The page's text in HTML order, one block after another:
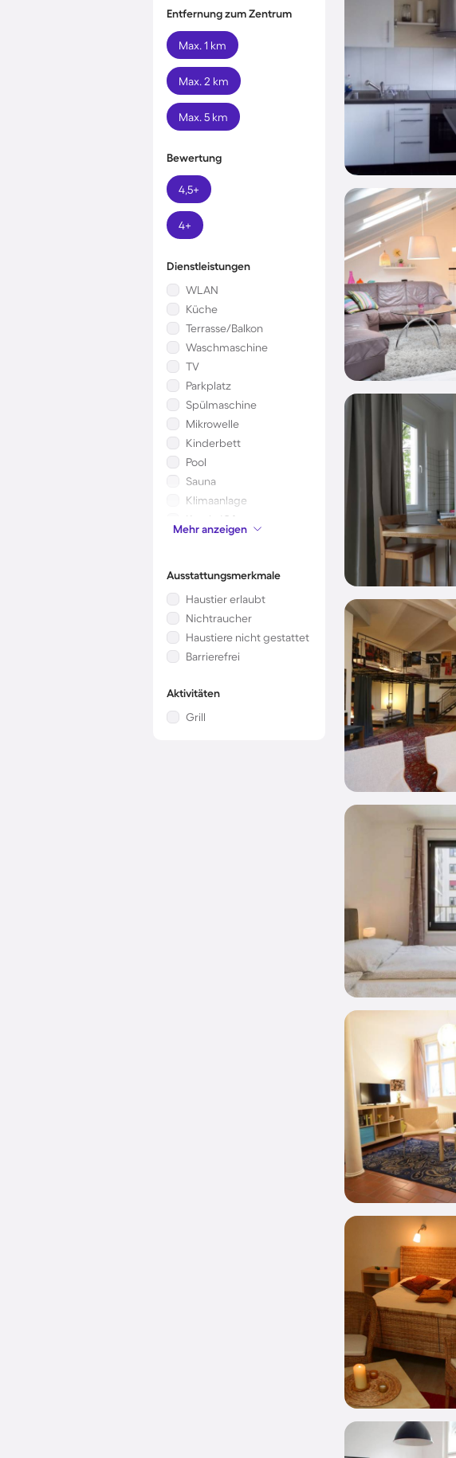
Entfernung zum Zentrum
Max. 1 km
Max. 2 km
Max. 5 km
Bewertung
4,5+
4+
Dienstleistungen
WLAN
Küche
Terrasse/Balkon
Waschmaschine
TV
Parkplatz
Spülmaschine
Mikrowelle
Kinderbett
Pool
Sauna
Klimaanlage
Kamin/Ofen
Mehr anzeigen
Ausstattungsmerkmale
Haustier erlaubt
Nichtraucher
Haustiere nicht gestattet
Barrierefrei
Aktivitäten
Grill